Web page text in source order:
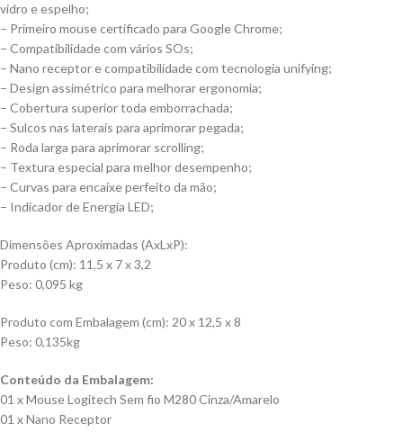
vidro e espelho;
– Primeiro mouse certificado para Google Chrome;
– Compatibilidade com vários SOs;
– Nano receptor e compatibilidade com tecnologia unifying;
– Design assimétrico para melhorar ergonomia;
– Cobertura superior toda emborrachada;
– Sulcos nas laterais para aprimorar pegada;
– Roda larga para aprimorar scrolling;
– Textura especial para melhor desempenho;
– Curvas para encaixe perfeito da mão;
– Indicador de Energia LED;
Dimensões Aproximadas (AxLxP):
Produto (cm): 11,5 x 7 x 3,2
Peso: 0,095 kg
Produto com Embalagem (cm): 20 x 12,5 x 8
Peso: 0,135kg
Conteúdo da Embalagem:
01 x Mouse Logitech Sem fio M280 Cinza/Amarelo
01 x Nano Receptor